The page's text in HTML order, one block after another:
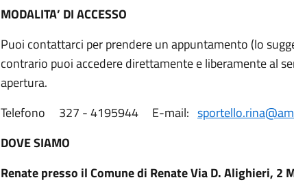
MODALITA’ DI ACCESSO
Puoi contattarci per prendere un appuntamento (lo
contrario puoi accedere direttamente e liberamente al
apertura.
Telefono 327 - 4195944 E-mail:
DOVE SIAMO
Renate presso il Comune di Renate Via D. Alighieri, 2